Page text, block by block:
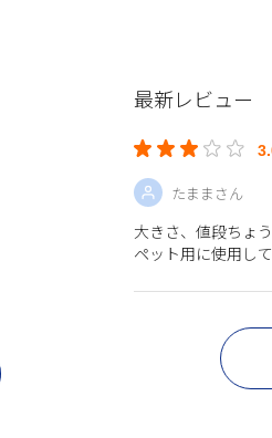
最新レビュー
たままさん
大きさ、値段ちょ
ペット用に使用して